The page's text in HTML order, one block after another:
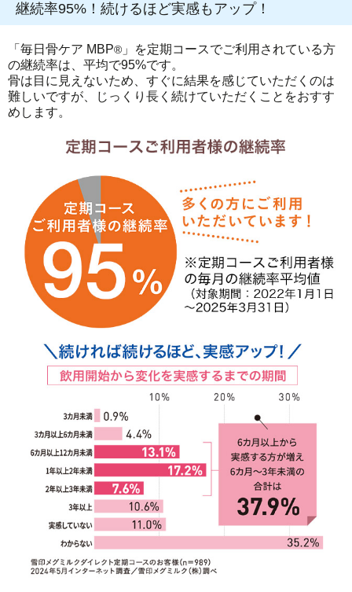
継続率95%！続けるほど実感もアップ！
「毎日骨ケア MBP® 」を定期コースでご利用されている方
の継続率は、平均で95%です。
骨は目に見えないため、すぐに結果を感じていただくのは
難しいですが、じっくり長く続けていただくことをおすす
めします。